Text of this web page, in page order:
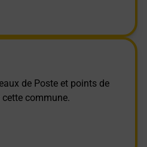
de Poste et points de
commune.